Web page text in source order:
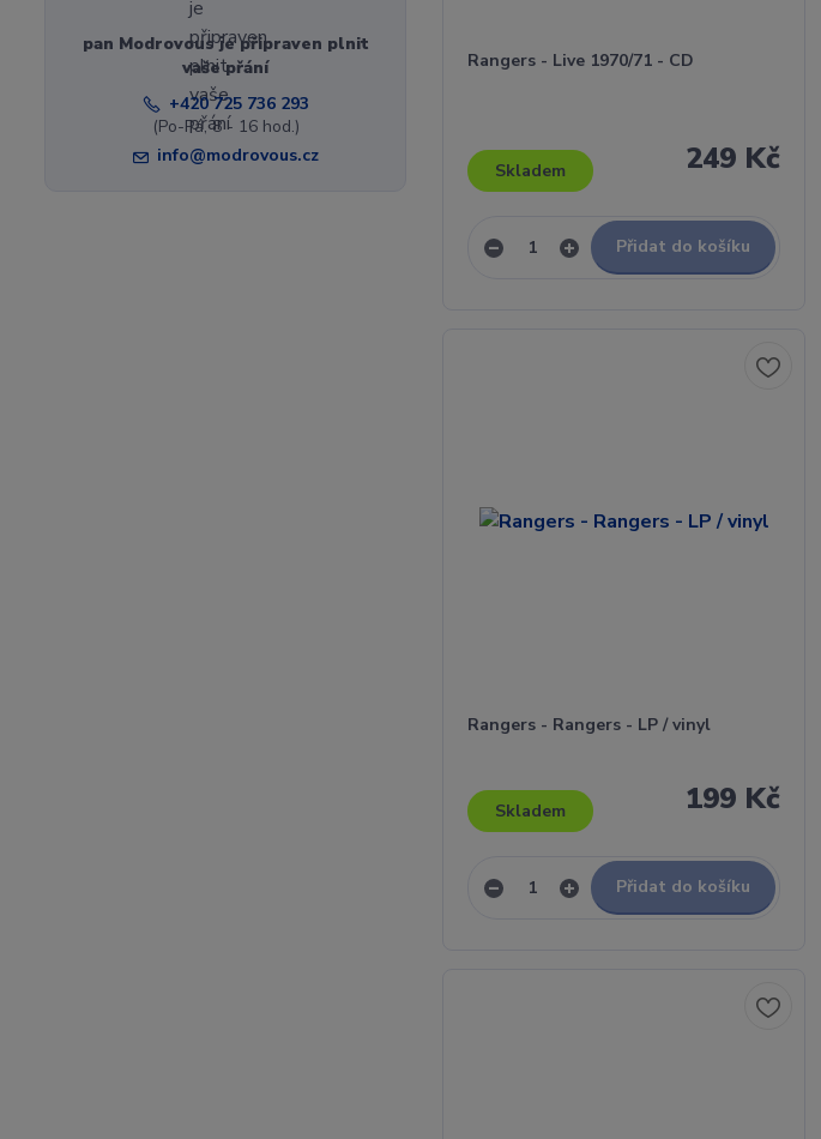
Rangers - Live 1970/71 - CD
249 Kč
Skladem
Přidat do košíku
Rangers - Rangers - LP / vinyl
199 Kč
Skladem
Přidat do košíku
pan Modrovous je připraven plnit
vaše přání
+420 725 736 293
(Po-Pá, 8 - 16 hod.)
info@modrovous.cz